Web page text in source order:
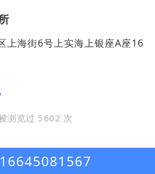
上海街6号上实海上银座A座16
浏览过 5602 次
16645081567